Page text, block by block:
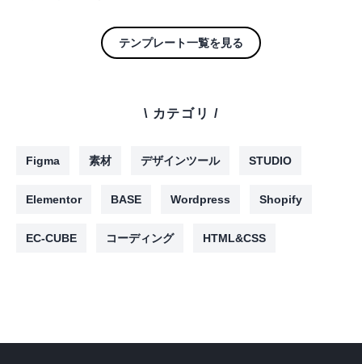
テンプレート一覧を見る
\ カテゴリ /
Figma 素材 デザインツール STUDIO
Elementor BASE Wordpress Shopify
EC-CUBE コーディング HTML&CSS